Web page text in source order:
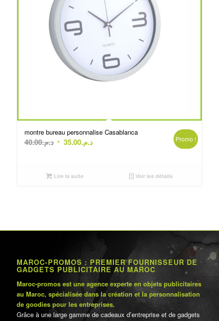
montre bureau personnalise Casablanca
د.م.40.00
Le
était :
د.م.35.00
Le
Promo !
Lire la suite Voir les détails
MAROC-PROMOS : PREMIER FOURNISSEUR DE
GADGETS PUBLICITAIRE AU MAROC
Maroc-promos est une agence experte en objets publicitaires
au Maroc, spécialisée dans la création et la personnalisation
de goodies pour les entreprises.
Grâce à une large gamme de cadeaux d’entreprise et de gadgets